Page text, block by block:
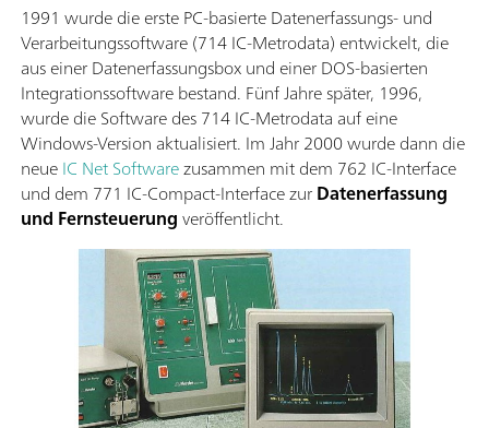
1991 wurde die erste PC-basierte Datenerfassungs- und
Verarbeitungssoftware (714 IC-Metrodata) entwickelt, die
aus einer Datenerfassungsbox und einer DOS-basierten
Integrationssoftware bestand. Fünf Jahre später, 1996,
wurde die Software des 714 IC-Metrodata auf eine
Windows-Version aktualisiert. Im Jahr 2000 wurde dann die
neueIC Net Softwarezusammen mit dem 762 IC-Interface
und dem 771 IC-Compact-Interface zurDatenerfassung
und Fernsteuerungveröffentlicht.